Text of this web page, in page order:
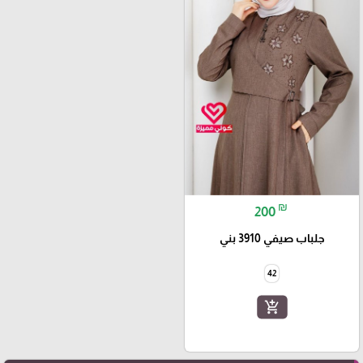
200 ₪
جلباب صيفي 3910 بني
42
add_shopping_cart